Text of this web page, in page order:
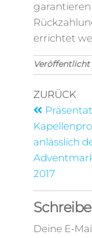
errichtet
Veröffentlicht
ZURÜCK
anlässlich
2017
Deine E-